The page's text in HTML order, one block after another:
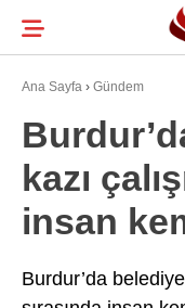
BURSA HABERLERI
BURSASPOR
Ana Sayfa › Gündem
kazı
insan
Burdur’da